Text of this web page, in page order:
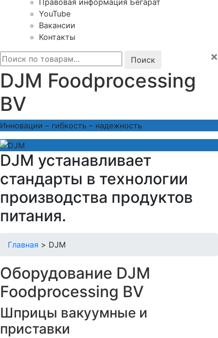
YouTube
Вакансии
Контакты
Искать:
×
DJM Foodprocessing
BV
Инновации – гибкость – надежность
DJM устанавливает
стандарты в технологии
производства продуктов
питания.
Главная > DJM
Оборудование DJM
Foodprocessing BV
Шприцы вакуумные и
приставки